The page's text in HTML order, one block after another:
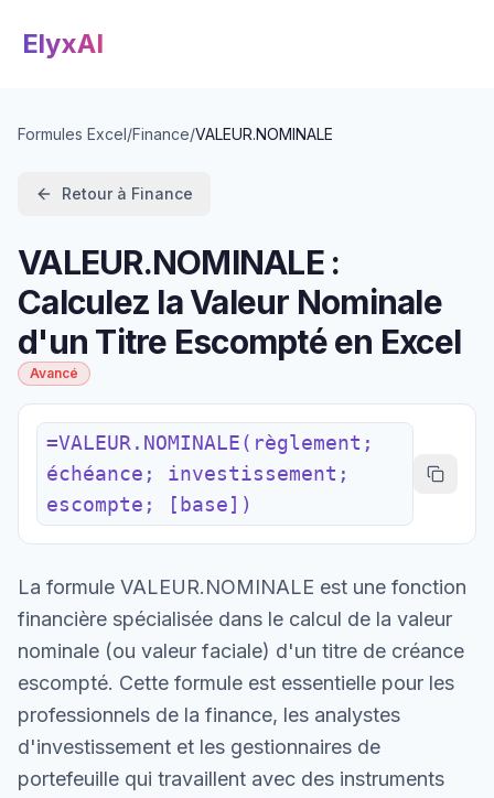
ElyxAI
Formules Excel/Finance/VALEUR.NOMINALE
Retour à Finance
VALEUR.NOMINALE :
Calculez la Valeur Nominale
d'un Titre Escompté en Excel
Avancé
=VALEUR.NOMINALE(règlement;
échéance; investissement;
escompte; [base])
La formule VALEUR.NOMINALE est une fonction
financière spécialisée dans le calcul de la valeur
nominale (ou valeur faciale) d'un titre de créance
escompté. Cette formule est essentielle pour les
professionnels de la finance, les analystes
d'investissement et les gestionnaires de
portefeuille qui travaillent avec des instruments